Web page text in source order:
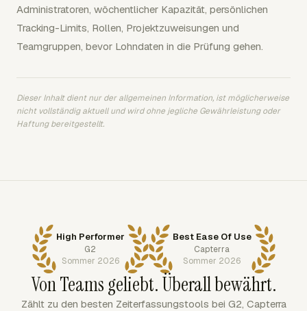
Administratoren, wöchentlicher Kapazität, persönlichen
Tracking-Limits, Rollen, Projektzuweisungen und
Teamgruppen, bevor Lohndaten in die Prüfung gehen.
Dieser Inhalt dient nur der allgemeinen Information, ist möglicherweise
nicht vollständig aktuell und wird ohne jegliche Gewährleistung oder
Haftung bereitgestellt.
High Performer
G2
Sommer 2026
Best Ease Of Use
Capterra
Sommer 2026
Von Teams geliebt. Überall bewährt.
Zählt zu den besten Zeiterfassungstools bei G2, Capterra